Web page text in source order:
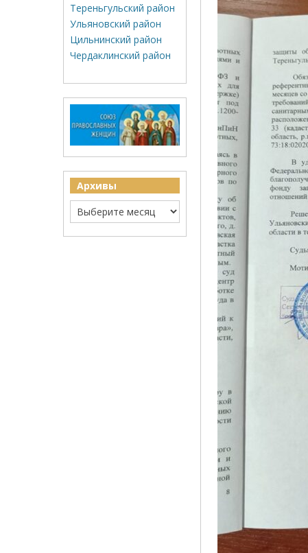
Тереньгульский район
Ульяновский район
Цильнинский район
Чердаклинский район
Архивы